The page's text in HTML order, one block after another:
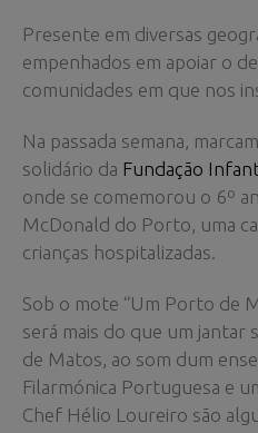
Presente em diversas
empenhados em apoiar o
comunidades em que nos
Na passada semana,
solidário da Fundação
onde se comemorou o 6º
McDonald do Porto, uma
crianças hospitalizadas.
Sob o mote “Um Porto de
será mais do que um jantar
de Matos, ao som dum
Filarmónica Portuguesa e
Chef Hélio Loureiro são